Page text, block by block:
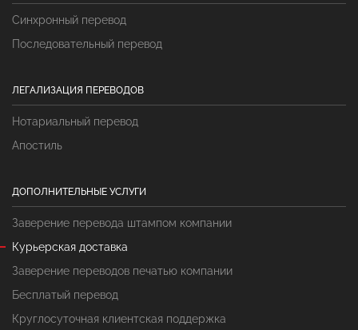
Синхронный перевод
Последовательный перевод
ЛЕГАЛИЗАЦИЯ ПЕРЕВОДОВ
Нотариальный перевод
Апостиль
ДОПОЛНИТЕЛЬНЫЕ УСЛУГИ
Заверение перевода штампом компании
Курьерская доставка
Заверение переводов печатью компании
Бесплатый перевод
Круглосуточная клиентская поддержка